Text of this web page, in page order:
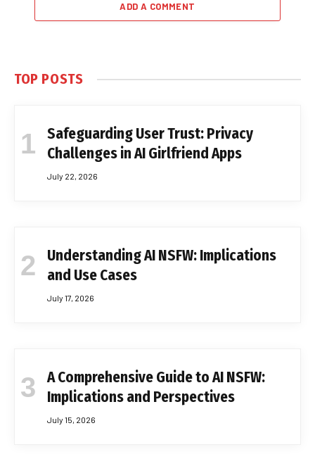
ADD A COMMENT
TOP POSTS
Safeguarding User Trust: Privacy
Challenges in AI Girlfriend Apps
July 22, 2026
Understanding AI NSFW: Implications
and Use Cases
July 17, 2026
A Comprehensive Guide to AI NSFW:
Implications and Perspectives
July 15, 2026